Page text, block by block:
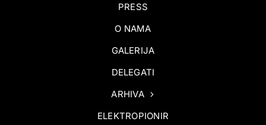
PRESS
O NAMA
GALERIJA
DELEGATI
ARHIVA
ELEKTROPIONIR